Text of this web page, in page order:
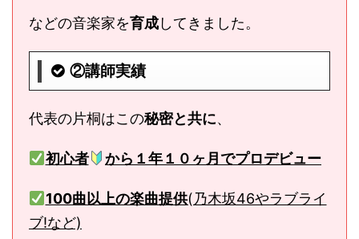
などの音楽家を育成してきました。
②講師実績
代表の片桐はこの秘密と共に、
初心者 から１年１０ヶ月でプロデビュー
100曲以上の楽曲提供(乃木坂46やラブライ
ブ!など)